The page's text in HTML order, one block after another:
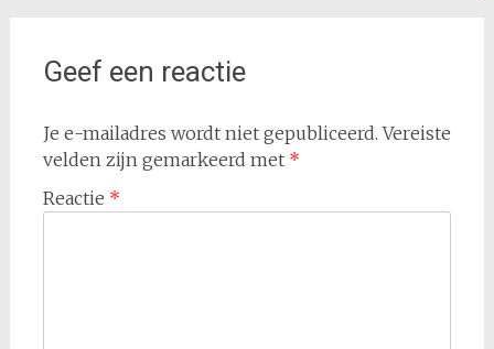
Geef een reactie
Je e-mailadres wordt niet gepubliceerd. Vereiste
velden zijn gemarkeerd met *
Reactie *